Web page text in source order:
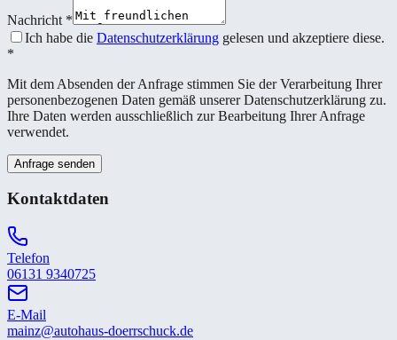
Nachricht *
Ich habe die Datenschutzerklärung gelesen und akzeptiere diese.
*
Mit dem Absenden der Anfrage stimmen Sie der Verarbeitung Ihrer
personenbezogenen Daten gemäß unserer Datenschutzerklärung zu.
Ihre Daten werden ausschließlich zur Bearbeitung Ihrer Anfrage
verwendet.
Anfrage senden
Kontaktdaten
Telefon
06131 9340725
E-Mail
mainz@autohaus-doerrschuck.de